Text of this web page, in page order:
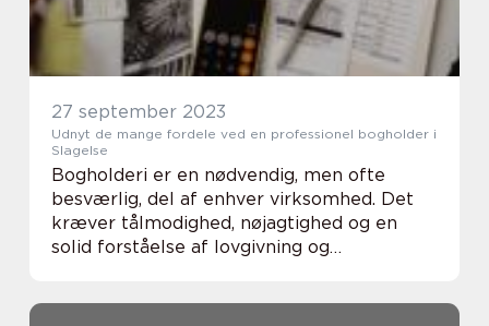
27 september 2023
Udnyt de mange fordele ved en professionel bogholder i
Slagelse
Bogholderi er en nødvendig, men ofte
besværlig, del af enhver virksomhed. Det
kræver tålmodighed, nøjagtighed og en
solid forståelse af lovgivning og